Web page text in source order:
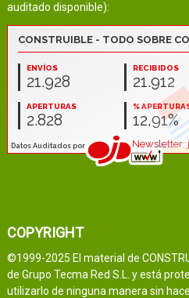
auditado disponible):
COPYRIGHT
©1999-2025 El material de
de Grupo Tecma Red S.L. y está
utilizarlo de ninguna manera sin